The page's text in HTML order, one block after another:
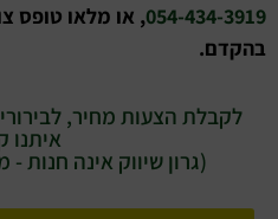
054-434-3919, או מלאו טופס
בהקדם.
לקבלת הצעות מחיר,
איתנו
(גרון שיווק אינה חנות